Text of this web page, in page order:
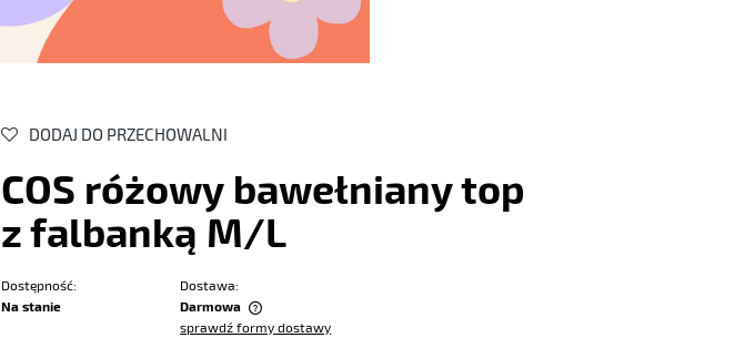
DODAJ DO PRZECHOWALNI
COS różowy bawełniany top
z falbanką M/L
Dostępność:
Na stanie
Dostawa:
Darmowa
sprawdź formy dostawy